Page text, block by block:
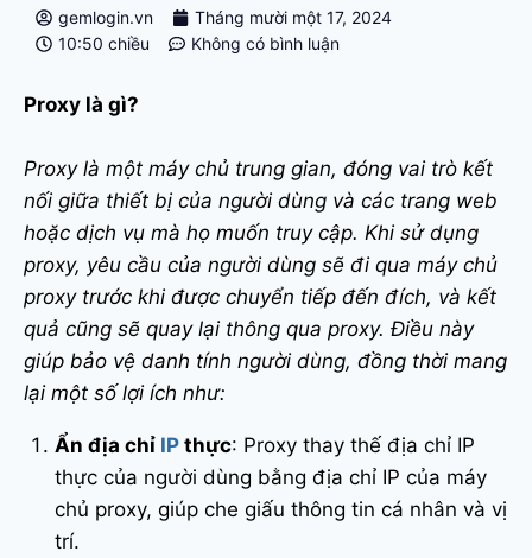
gemlogin.vn
Tháng mười một 17, 2024
10:50 chiều
Không có bình luận
Proxy là gì?
Proxy là một máy chủ trung gian, đóng vai trò kết
nối giữa thiết bị của người dùng và các trang web
hoặc dịch vụ mà họ muốn truy cập. Khi sử dụng
proxy, yêu cầu của người dùng sẽ đi qua máy chủ
proxy trước khi được chuyển tiếp đến đích, và kết
quả cũng sẽ quay lại thông qua proxy. Điều này
giúp bảo vệ danh tính người dùng, đồng thời mang
lại một số lợi ích như:
Ẩn địa chỉ IPthực: Proxy thay thế địa chỉ IP
thực của người dùng bằng địa chỉ IP của máy
chủ proxy, giúp che giấu thông tin cá nhân và vị
trí.